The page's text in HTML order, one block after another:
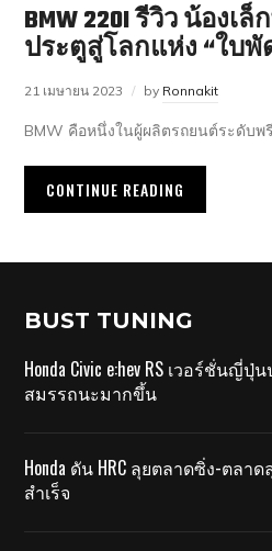
BMW 220I รีวิว น้องเ
ประตูสู่โลกแห่ง “ใบ
21 เมษายน 2023 by Ronnakit
BMW คือหนึ่งในผู้ผลิตรถยนต์ระดับพ
CONTINUE READING
BUST TUNING
Honda Civic e:hev RS เวอร์ชั่นญี่
สมรรถนะมากขึ้น
Honda ดัน HRC ลุยตลาดซิ่ง-ตล
สำเร็จ